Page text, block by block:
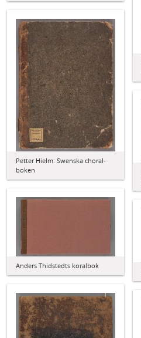
Petter Hielm: Swenska choral-
boken
Anders Thidstedts koralbok